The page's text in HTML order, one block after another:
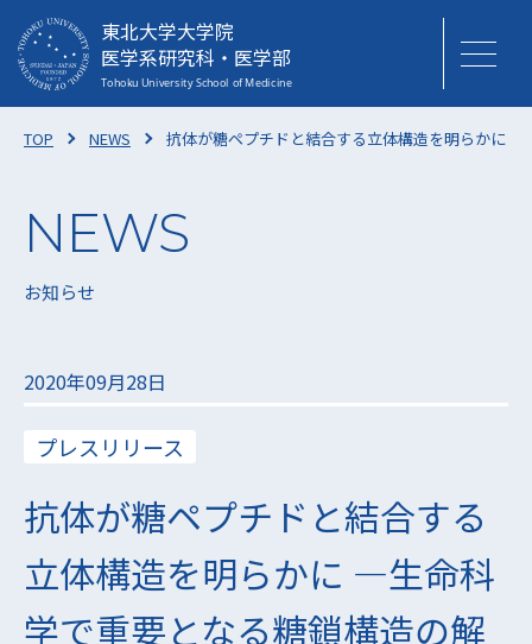
東北大学大学院
医学系研究科・医学部
TOP NEWS 抗体が糖ペプチドと結合する立体構造を明らかに
お知らせ
2020年09月28日
プレスリリース
抗体が糖ペプチドと結合する
立体構造を明らかに ―生命科
学で重要となる糖鎖構造の解